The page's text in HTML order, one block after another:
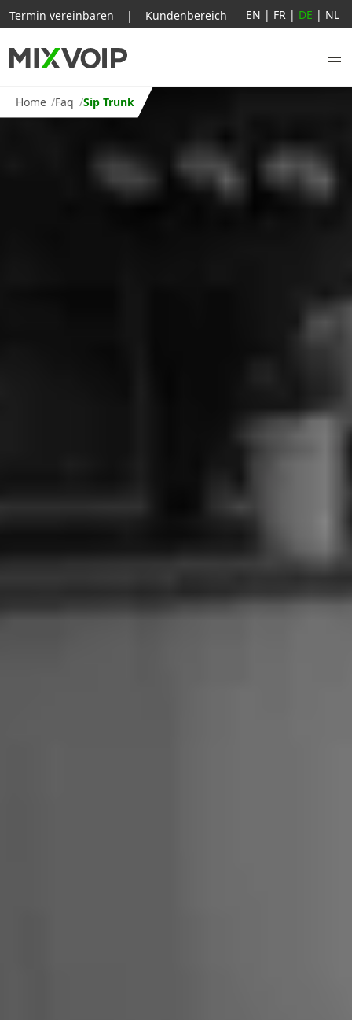
Home Faq Sip Trunk
Termin vereinbaren | Kundenbereich EN | FR | DE | NL